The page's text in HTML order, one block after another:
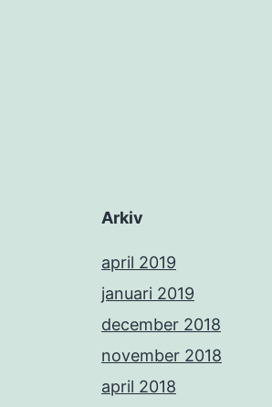
Arkiv
april 2019
januari 2019
december 2018
november 2018
april 2018